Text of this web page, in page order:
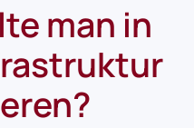
man in